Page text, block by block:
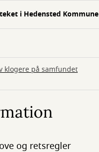
i Hedensted Kommune
klogere på samfundet
og retsregler